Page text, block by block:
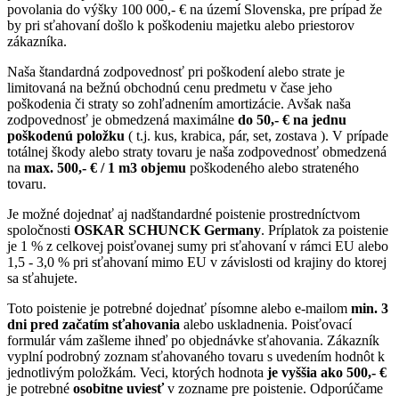
povolania do výšky 100 000,- € na území Slovenska, pre prípad že
by pri sťahovaní došlo k poškodeniu majetku alebo priestorov
zákazníka.
Naša štandardná zodpovednosť pri poškodení alebo strate je
limitovaná na bežnú obchodnú cenu predmetu v čase jeho
poškodenia či straty so zohľadnením amortizácie. Avšak naša
zodpovednosť je obmedzená maximálne do 50,- € na jednu
poškodenú položku ( t.j. kus, krabica, pár, set, zostava ). V prípade
totálnej škody alebo straty tovaru je naša zodpovednosť obmedzená
na max. 500,- € / 1 m3 objemu poškodeného alebo strateného
tovaru.
Je možné dojednať aj nadštandardné poistenie prostredníctvom
spoločnosti OSKAR SCHUNCK Germany. Príplatok za poistenie
je 1 % z celkovej poisťovanej sumy pri sťahovaní v rámci EU alebo
1,5 - 3,0 % pri sťahovaní mimo EU v závislosti od krajiny do ktorej
sa sťahujete.
Toto poistenie je potrebné dojednať písomne alebo e-mailom min. 3
dni pred začatím sťahovania alebo uskladnenia. Poisťovací
formulár vám zašleme ihneď po objednávke sťahovania. Zákazník
vyplní podrobný zoznam sťahovaného tovaru s uvedením hodnôt k
jednotlivým položkám. Veci, ktorých hodnota je vyššia ako 500,- €
je potrebné osobitne uviesťv zozname pre poistenie. Odporúčame